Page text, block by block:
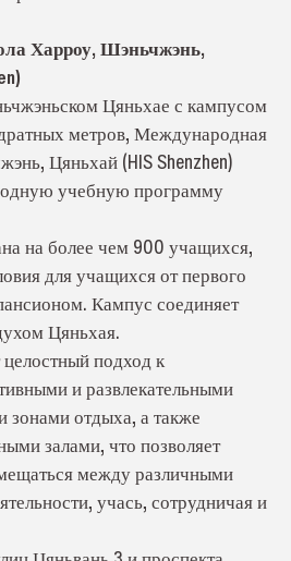
Харроу, Шэньчжэнь,
Цяньхае с кампусом
метров, Международная
Цяньхай (HIS Shenzhen)
учебную программу
на более чем 900 учащихся,
для учащихся от первого
Кампус соединяет
Цяньхая.
подход к
и развлекательными
зонами отдыха, а также
залами, что позволяет
между различными
учась, сотрудничая и